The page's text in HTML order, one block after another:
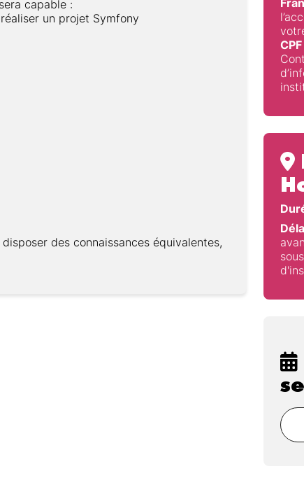
capable :
un projet Symfony
des connaissances équivalentes,
CPF